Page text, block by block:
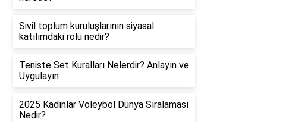
Sivil toplum kuruluşlarının siyasal
katılımdaki rolü nedir?
Teniste Set Kuralları Nelerdir? Anlayın ve
Uygulayın
2025 Kadınlar Voleybol Dünya Sıralaması
Nedir?